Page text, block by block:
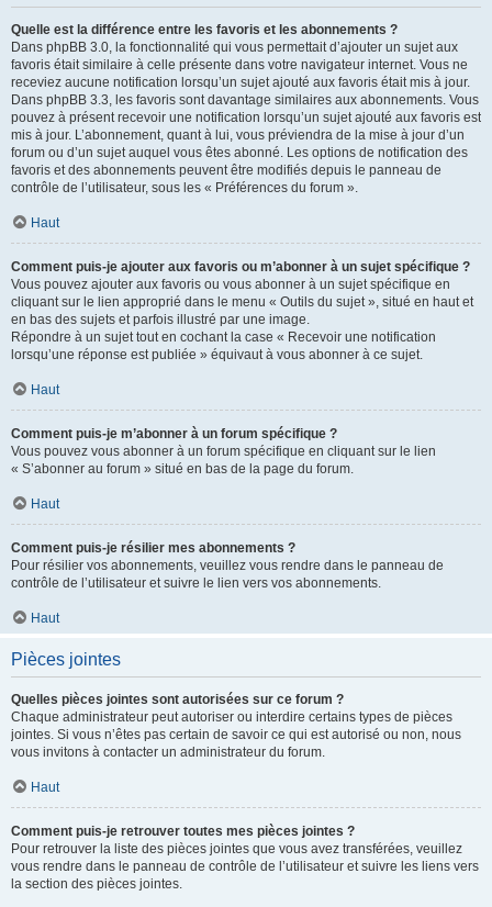
Quelle est la différence entre les favoris et les abonnements ?
Dans phpBB 3.0, la fonctionnalité qui vous permettait d’ajouter un sujet aux
favoris était similaire à celle présente dans votre navigateur internet. Vous ne
receviez aucune notification lorsqu’un sujet ajouté aux favoris était mis à jour.
Dans phpBB 3.3, les favoris sont davantage similaires aux abonnements. Vous
pouvez à présent recevoir une notification lorsqu’un sujet ajouté aux favoris est
mis à jour. L’abonnement, quant à lui, vous préviendra de la mise à jour d’un
forum ou d’un sujet auquel vous êtes abonné. Les options de notification des
favoris et des abonnements peuvent être modifiés depuis le panneau de
contrôle de l’utilisateur, sous les « Préférences du forum ».
Haut
Comment puis-je ajouter aux favoris ou m’abonner à un sujet spécifique ?
Vous pouvez ajouter aux favoris ou vous abonner à un sujet spécifique en
cliquant sur le lien approprié dans le menu « Outils du sujet », situé en haut et
en bas des sujets et parfois illustré par une image.
Répondre à un sujet tout en cochant la case « Recevoir une notification
lorsqu’une réponse est publiée » équivaut à vous abonner à ce sujet.
Haut
Comment puis-je m’abonner à un forum spécifique ?
Vous pouvez vous abonner à un forum spécifique en cliquant sur le lien
« S’abonner au forum » situé en bas de la page du forum.
Haut
Comment puis-je résilier mes abonnements ?
Pour résilier vos abonnements, veuillez vous rendre dans le panneau de
contrôle de l’utilisateur et suivre le lien vers vos abonnements.
Haut
Pièces jointes
Quelles pièces jointes sont autorisées sur ce forum ?
Chaque administrateur peut autoriser ou interdire certains types de pièces
jointes. Si vous n’êtes pas certain de savoir ce qui est autorisé ou non, nous
vous invitons à contacter un administrateur du forum.
Haut
Comment puis-je retrouver toutes mes pièces jointes ?
Pour retrouver la liste des pièces jointes que vous avez transférées, veuillez
vous rendre dans le panneau de contrôle de l’utilisateur et suivre les liens vers
la section des pièces jointes.